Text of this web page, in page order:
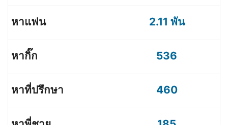
2.11 พัน
536
460